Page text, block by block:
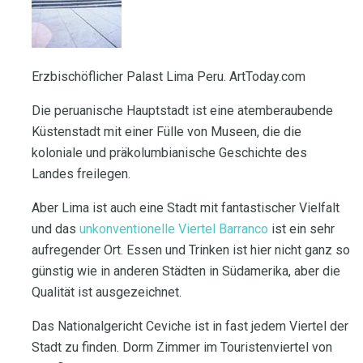
Erzbischöflicher Palast Lima Peru. ArtToday.com
Die peruanische Hauptstadt ist eine atemberaubende
Küstenstadt mit einer Fülle von Museen, die die
koloniale und präkolumbianische Geschichte des
Landes freilegen.
Aber Lima ist auch eine Stadt mit fantastischer Vielfalt
und das unkonventionelle Viertel Barranco ist ein sehr
aufregender Ort. Essen und Trinken ist hier nicht ganz so
günstig wie in anderen Städten in Südamerika, aber die
Qualität ist ausgezeichnet.
Das Nationalgericht Ceviche ist in fast jedem Viertel der
Stadt zu finden. Dorm Zimmer im Touristenviertel von